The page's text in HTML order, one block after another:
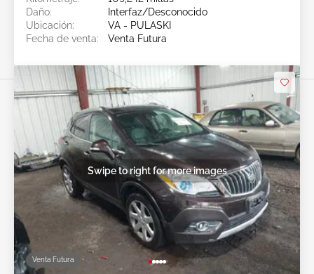
Daño:
Interfaz/Desconocido
Ubicación:
VA - PULASKI
Fecha de venta:
Venta Futura
Venta Futura
Swipe to right for more images